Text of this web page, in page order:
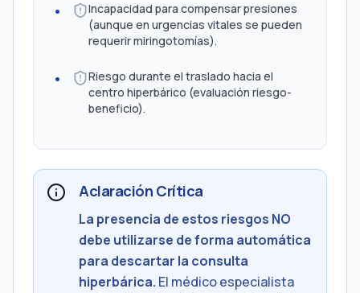
Incapacidad para compensar presiones
(aunque en urgencias vitales se pueden
requerir miringotomías).
Riesgo durante el traslado hacia el
centro hiperbárico (evaluación riesgo-
beneficio).
Aclaración Crítica
La presencia de estos riesgos NO
debe utilizarse de forma automática
para descartar la consulta
hiperbárica. El médico especialista